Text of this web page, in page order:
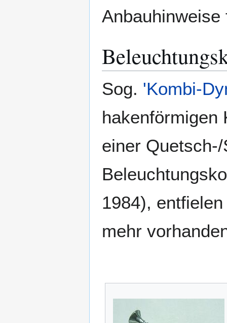
Sog. 'Kombi-
hakenförmigen
einer
1984),
mehr